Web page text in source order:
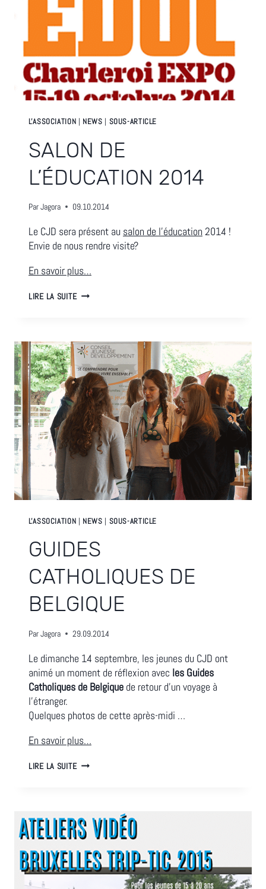
L'ASSOCIATION NEWS SOUS-ARTICLE
SALON DE
L’ÉDUCATION 2014
ParJagora 09.10.2014
Le CJD sera présent au salon de l’éducation 2014 !
Envie de nous rendre visite?
En savoir plus…
LIRE LA SUITESALON
L'ASSOCIATION NEWS SOUS-ARTICLE
GUIDES
CATHOLIQUES DE
BELGIQUE
ParJagora 29.09.2014
Le dimanche 14 septembre, les jeunes du CJD ont
animé un moment de réflexion avec les Guides
Catholiques de Belgique de retour d’un voyage à
l’étranger.
Quelques photos de cette après-midi …
En savoir plus…
LIRE LA SUITEGUIDES